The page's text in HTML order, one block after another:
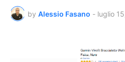
by Alessio Fasano - luglio